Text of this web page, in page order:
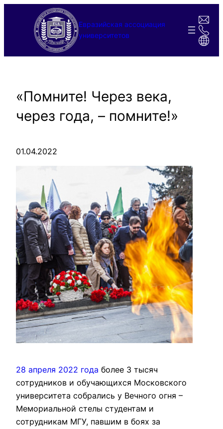
содержимому
Евразийская ассоциация
университетов
«Помните! Через века,
через года, – помните!»
01.04.2022
28 апреля 2022 года более 3 тысяч
сотрудников и обучающихся Московского
университета собрались у Вечного огня –
Мемориальной стелы студентам и
сотрудникам МГУ, павшим в боях за